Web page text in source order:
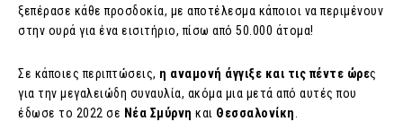
ξεπέρασε κάθε προσδοκία, με αποτέλεσμα κάποιοι να περιμένουν
στην ουρά για ένα εισιτήριο, πίσω από 50.000 άτομα!
Σε κάποιες περιπτώσεις, η αναμονή άγγιξε και τις πέντε ώρες
για την μεγαλειώδη συναυλία, ακόμα μια μετά από αυτές που
έδωσε το 2022 σε Νέα Σμύρνη και Θεσσαλονίκη.